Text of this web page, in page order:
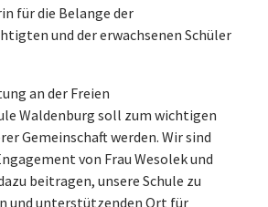
für die Belange der
und der erwachsenen Schüler
an der Freien
Waldenburg soll zum wichtigen
Gemeinschaft werden. Wir sind
von Frau Wesolek und
beitragen, unsere Schule zu
und unterstützenden Ort für